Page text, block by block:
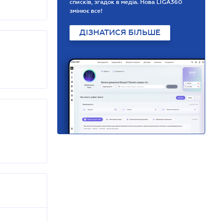
списків, згадок в медіа. Нова LIGA360
змінює все!
ДІЗНАТИСЯ БІЛЬШЕ